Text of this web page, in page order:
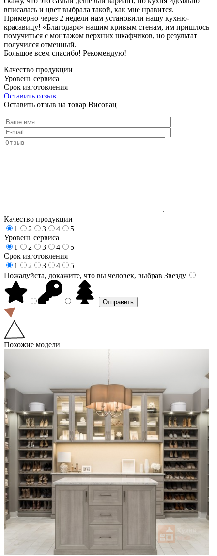
вписалась и цвет выбрала такой, как мне нравится.
Примерно через 2 недели нам установили нашу кухню-
красавицу! «Благодаря» нашим кривым стенам, им пришлось
помучиться с монтажом верхних шкафчиков, но результат
получился отменный.
Большое всем спасибо! Рекомендую!
Качество продукции
Уровень сервиса
Срок изготовления
Оставить отзыв
Оставить отзыв на товар Висовац
Качество продукции
1
2 3 4
5
Уровень сервиса
1
2 3 4
5
Срок изготовления
1
2 3 4
5
Пожалуйста, докажите, что вы человек, выбрав Звезду.
Похожие модели